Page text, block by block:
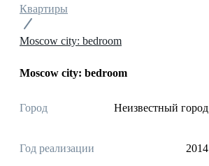
Квартиры
Moscow city: bedroom
Moscow city: bedroom
Город Неизвестный город
Год реализации 2014